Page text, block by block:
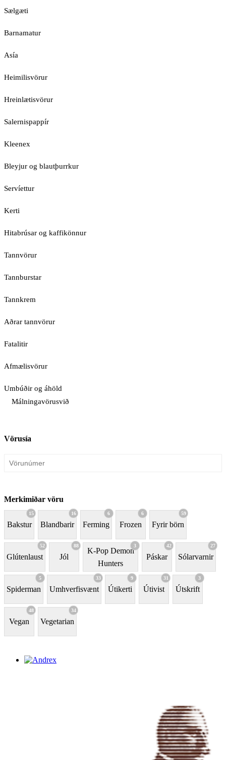
Sælgæti
Barnamatur
Asía
Heimilisvörur
Hreinlætisvörur
Salernispappír
Kleenex
Bleyjur og blautþurrkur
Servíettur
Kerti
Hitabrúsar og kaffikönnur
Tannvörur
Tannburstar
Tannkrem
Aðrar tannvörur
Fatalitir
Afmælisvörur
Umbúðir og áhöld
Málningavörusvið
Vörusía
Merkimiðar vöru
15
Bakstur
16
Blandbarir
6
Ferming
6
Frozen
59
Fyrir börn
52
Glútenlaust
88
Jól
3
K-Pop Demon
Hunters
42
Páskar
27
Sólarvarnir
5
Spiderman
33
Umhverfisvænt
9
Útikerti
31
Útivist
3
Útskrift
48
Vegan
34
Vegetarian